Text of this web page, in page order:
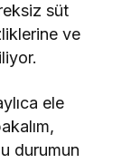
süt
ve
ele
durumun